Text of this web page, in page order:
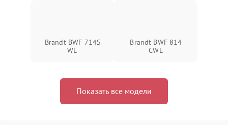
Brandt BWF 714S
WE
Brandt BWF 814
CWE
Показать все модели